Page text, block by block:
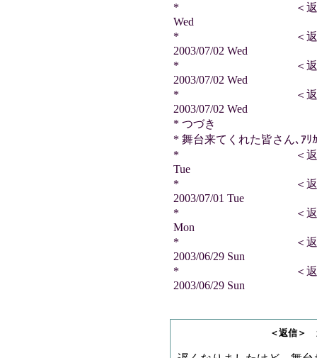
* ＜返信＞ 由稀
Wed
* ＜返信＞ 天龍
2003/07/02 Wed
* ＜返信＞ サメ
2003/07/02 Wed
* ＜返信＞ もん
2003/07/02 Wed
* つづき
* 舞台来てくれた皆さん､ｱﾘ
* ＜返信＞ テツ
Tue
* ＜返信＞ スペ
2003/07/01 Tue
* ＜返信＞ 雷神王
Mon
* ＜返信＞ 天龍
2003/06/29 Sun
* ＜返信＞ サメ
2003/06/29 Sun
＜返信＞ カクさ